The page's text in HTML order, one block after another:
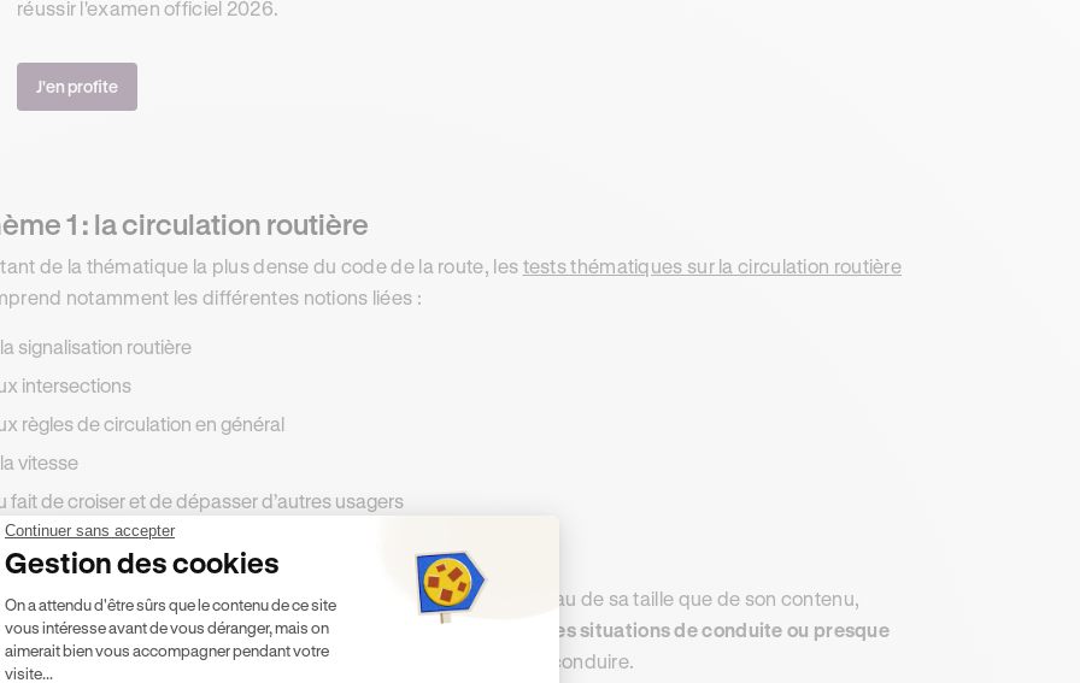
réussir l'examen officiel 2026.
J'en profite
1 : la circulation routière
de la thématique la plus dense du code de la route, les tests thématiques sur la circulation routière
notamment les différentes notions liées :
signalisation routière
intersections
règles de circulation en général
vitesse
fait de croiser et de dépasser d’autres usagers
stationnement et à l’arrêt
thématique est donc l’une des plus importantes, tant au niveau de sa taille que de son contenu,
permet aux futurs conducteurs d’
appréhender toutes les situations de conduite ou presque
pourraient rencontrer lorsqu’ils auront obtenu leur permis de conduire.
Continuer sans accepter
Gestion des cookies
Plateforme de Gestion du Consentement : Personnalisez vos Options
On a attendu d'être sûrs que le contenu de ce site
vous intéresse avant de vous déranger, mais on
aimerait bien vous accompagner pendant votre
visite...